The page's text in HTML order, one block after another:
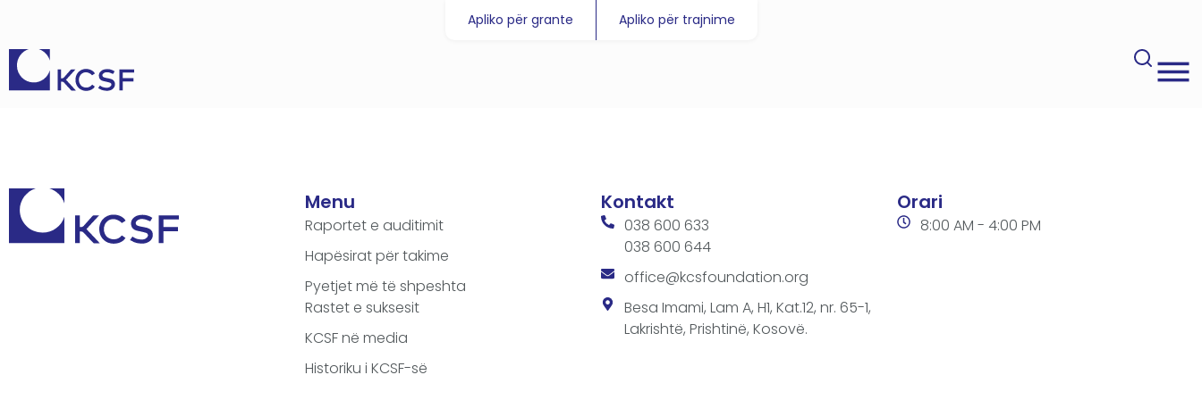
Apliko për grante Apliko për trajnime
Menu
Raportet e auditimit
Hapësirat për takime
Pyetjet më të shpeshta
Rastet e suksesit
KCSF në media
Historiku i KCSF-së
Kontakt
038 600 633
038 600 644
office@kcsfoundation.org
Besa Imami, Lam A, H1, Kat.12, nr. 65-1,
Lakrishtë, Prishtinë, Kosovë.
Orari
8:00 AM - 4:00 PM